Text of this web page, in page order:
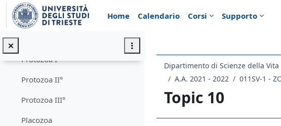
Vai al contenuto principale
Home
Calendario Corsi Supporto
Origine della vita
Protozoa I°
Protozoa II°
Protozoa III°
Placozoa
Dipartimento di Scienze della Vita
A.A. 2021 - 2022
011SV-1 -
Topic 10